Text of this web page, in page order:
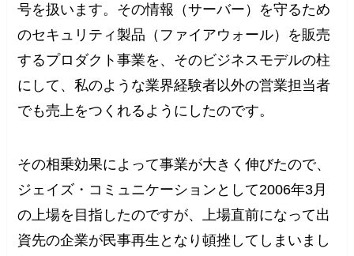
号を扱います。その情報（サーバー）を守るため
のセキュリティ製品（ファイアウォール）を販売
するプロダクト事業を、そのビジネスモデルの柱
にして、私のような業界経験者以外の営業担当者
でも売上をつくれるようにしたのです。
その相乗効果によって事業が大きく伸びたので、
ジェイズ・コミュニケーションとして2006年3月
の上場を目指したのですが、上場直前になって出
資先の企業が民事再生となり頓挫してしまいまし